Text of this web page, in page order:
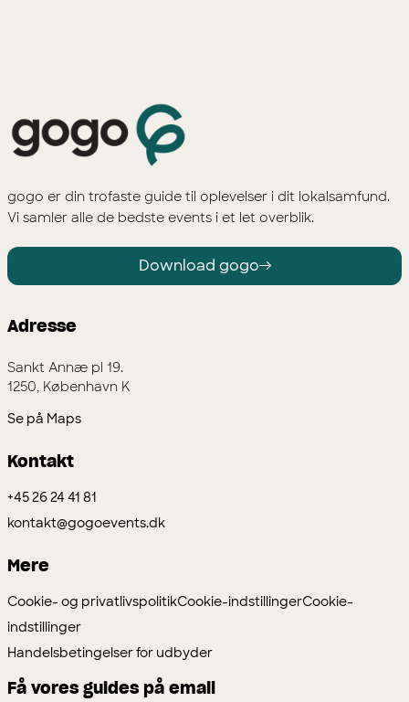
gogo er din trofaste guide til oplevelser i dit lokalsamfund.
Vi samler alle de bedste events i et let overblik.
Download gogo
Adresse
Sankt Annæ pl 19.
1250, København K
Se på Maps
Kontakt
+45 26 24 41 81
kontakt@gogoevents.dk
Mere
Cookie- og privatlivspolitikCookie-indstillingerCookie-
indstillinger
Handelsbetingelser for udbyder
Få vores guides på email